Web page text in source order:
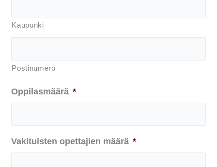
Kaupunki
Postinumero
Oppilasmäärä *
Vakituisten opettajien määrä *